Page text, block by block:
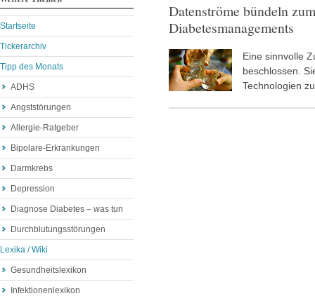
Startseite
Tickerarchiv
Tipp des Monats
ADHS
Angststörungen
Allergie-Ratgeber
Bipolare-Erkrankungen
Darmkrebs
Depression
Diagnose Diabetes – was tun
Durchblutungsstörungen
Lexika / Wiki
Gesundheitslexikon
Infektionenlexikon
Datenströme bündeln
Diabetesmanagements
Eine sinnvolle
beschlossen.
Technologien